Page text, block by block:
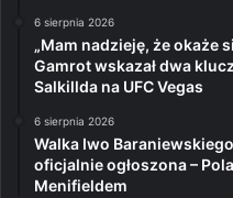
6 sierpnia 2026
„Mam nadzieję, że okaże
Gamrot wskazał dwa
Salkillda na UFC Vegas
6 sierpnia 2026
Walka Iwo
oficjalnie ogłoszona –
Menifieldem